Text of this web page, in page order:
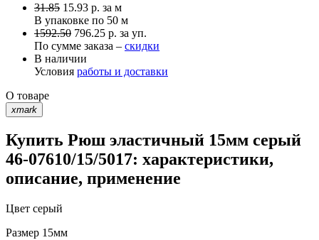
31.85 15.93 р. за м
В упаковке по 50 м
1592.50 796.25 р. за уп.
По сумме заказа – скидки
В наличии
Условия работы и доставки
О товаре
xmark
Купить Рюш эластичный 15мм серый
46-07610/15/5017: характеристики,
описание, применение
Цвет серый
Размер 15мм